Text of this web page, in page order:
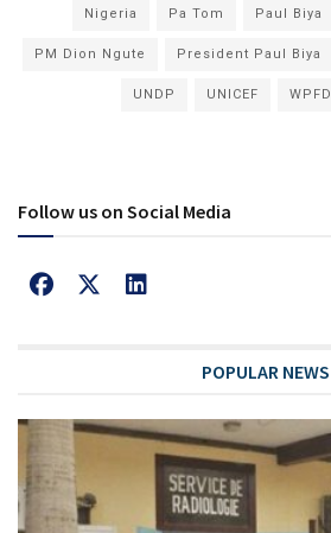
Nigeria Pa Tom Paul Biya
PM Dion Ngute President Paul Biya
UNDP UNICEF WPFD
Follow us on Social Media
POPULAR NEWS